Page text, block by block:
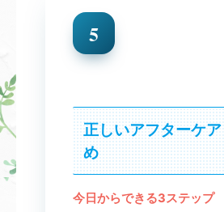
5
正しいアフターケ
め
今日からできる3ステップ